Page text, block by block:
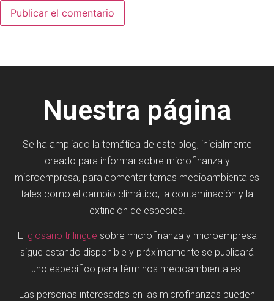
Nuestra página
Se ha ampliado la temática de este blog, inicialmente
creado para informar sobre microfinanza y
microempresa, para comentar temas medioambientales
tales como el cambio climático, la contaminación y la
extinción de especies.
El glosario trilingüe sobre microfinanza y microempresa
sigue estando disponible y próximamente se publicará
uno específico para términos medioambientales.
Las personas interesadas en las microfinanzas pueden